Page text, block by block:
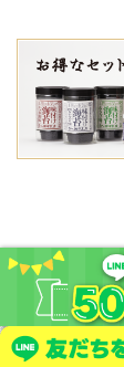
送料について